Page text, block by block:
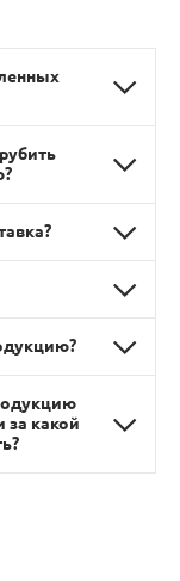
за какой